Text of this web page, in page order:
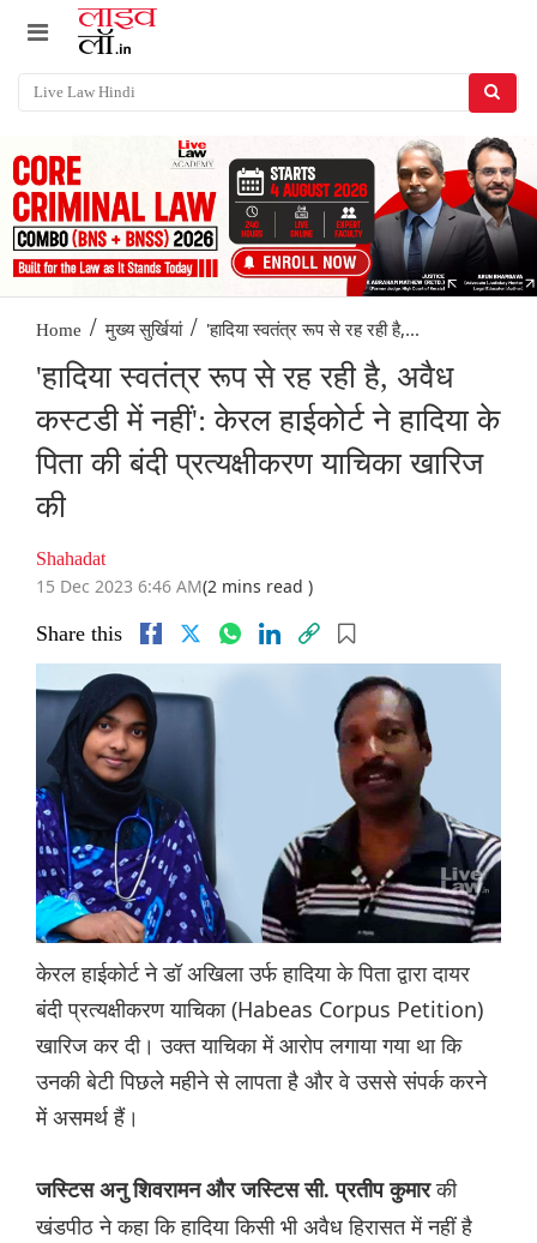
Home / मुख्य सुर्खियां / 'हादिया स्वतंत्र रूप से रह रही है,...
'हादिया स्वतंत्र रूप से रह रही है, अवैध
कस्टडी में नहीं': केरल हाईकोर्ट ने हादिया के
पिता की बंदी प्रत्यक्षीकरण याचिका खारिज
की
Shahadat
15 Dec 2023 6:46 AM(2 mins read )
Share this
केरल हाईकोर्ट ने डॉ अखिला उर्फ हादिया के पिता द्वारा दायर
बंदी प्रत्यक्षीकरण याचिका (Habeas Corpus Petition)
खारिज कर दी। उक्त याचिका में आरोप लगाया गया था कि
उनकी बेटी पिछले महीने से लापता है और वे उससे संपर्क करने
में असमर्थ हैं।
जस्टिस अनु शिवरामन और जस्टिस सी. प्रतीप कुमारकी
खंडपीठ ने कहा कि हादिया किसी भी अवैध हिरासत में नहीं है